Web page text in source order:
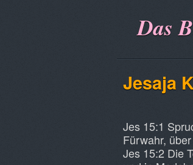
Das
Jesaja
Jes 15:1
Fürwahr,
Jes 15:2 Die